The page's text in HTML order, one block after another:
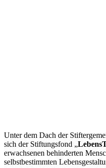
Unter dem Dach der
sich der Stiftungsfond „
erwachsenen behinderten
selbstbestimmten